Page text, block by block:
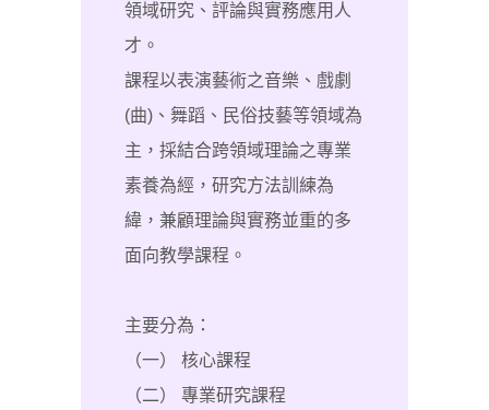
領域研究、評論與實務應用人
才。
課程以表演藝術之音樂、戲劇
(曲)、舞蹈、民俗技藝等領域為
主，採結合跨領域理論之專業
素養為經，研究方法訓練為
緯，兼顧理論與實務並重的多
面向教學課程。
主要分為：
（一） 核心課程
（二） 專業研究課程